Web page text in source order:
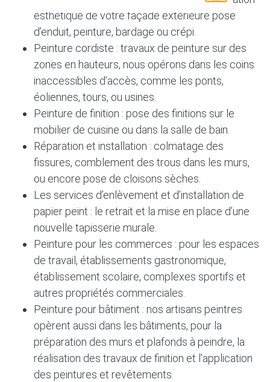
esthétique de votre façade extérieure pose
d’enduit, peinture, bardage ou crépi.
Peinture cordiste : travaux de peinture sur des
zones en hauteurs, nous opérons dans les coins
inaccessibles d’accès, comme les ponts,
éoliennes, tours, ou usines.
Peinture de finition : pose des finitions sur le
mobilier de cuisine ou dans la salle de bain.
Réparation et installation : colmatage des
fissures, comblement des trous dans les murs,
ou encore pose de cloisons sèches.
Les services d’enlèvement et d’installation de
papier peint : le retrait et la mise en place d’une
nouvelle tapisserie murale.
Peinture pour les commerces : pour les espaces
de travail, établissements gastronomique,
établissement scolaire, complexes sportifs et
autres propriétés commerciales.
Peinture pour bâtiment : nos artisans peintres
opèrent aussi dans les bâtiments, pour la
préparation des murs et plafonds à peindre, la
réalisation des travaux de finition et l’application
des peintures et revêtements.